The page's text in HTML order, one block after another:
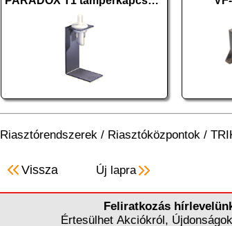
Riasztórendszerek / Riasztóközpontok /
Vissza Új lapra
Feliratkozás
Értesülhet Akciókról,